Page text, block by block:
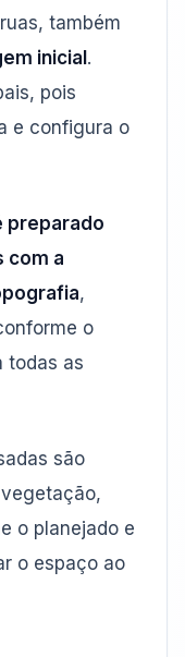
também
inicial .
pois
e configura o
preparado
com a
,
o
todas as
são
o planejado e
o espaço ao